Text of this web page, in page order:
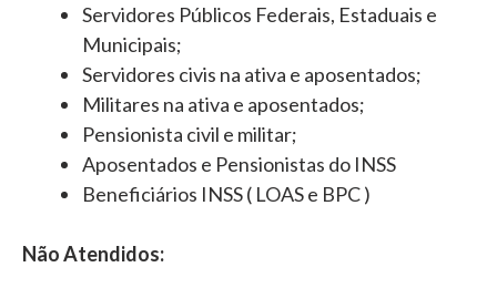
Servidores Públicos Federais, Estaduais e
Municipais;
Servidores civis na ativa e aposentados;
Militares na ativa e aposentados;
Pensionista civil e militar;
Aposentados e Pensionistas do INSS
Beneficiários INSS ( LOAS e BPC )
Não Atendidos: